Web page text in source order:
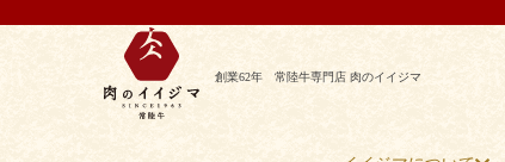
創業62年 常陸牛専門店 肉のイイジマ